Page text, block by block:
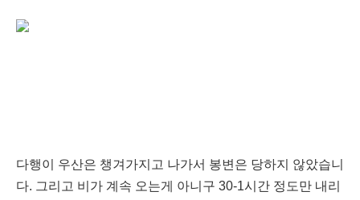
다행이 우산은 챙겨가지고 나가서 봉변은 당하지 않았습니
다. 그리고 비가 계속 오는게 아니구 30-1시간 정도만 내리